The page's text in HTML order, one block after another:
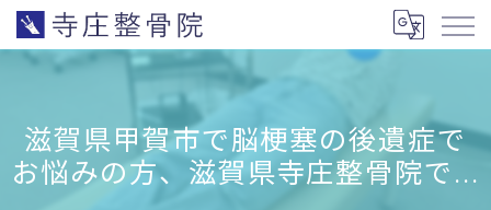
滋賀県甲賀市で脳梗塞の後遺症で
お悩みの方、滋賀県寺庄整骨院で...